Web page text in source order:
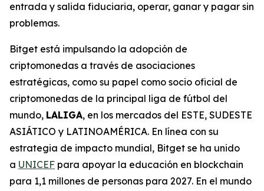
entrada y salida fiduciaria, operar, ganar y pagar sin
problemas.
Bitget está impulsando la adopción de
criptomonedas a través de asociaciones
estratégicas, como su papel como socio oficial de
criptomonedas de la principal liga de fútbol del
mundo, LALIGA, en los mercados del ESTE, SUDESTE
ASIÁTICO y LATINOAMÉRICA. En línea con su
estrategia de impacto mundial, Bitget se ha unido
a UNICEF para apoyar la educación en blockchain
para 1,1 millones de personas para 2027. En el mundo